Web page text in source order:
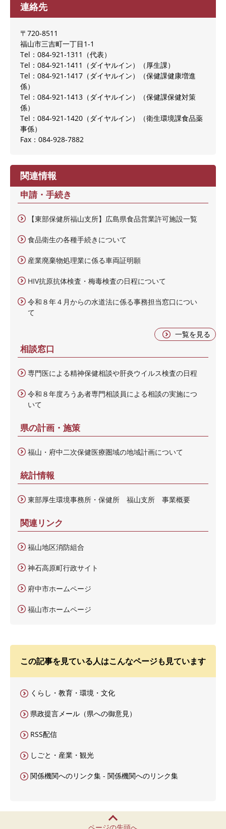
連絡先
〒720-8511
福山市三吉町一丁目1-1
Tel：084-921-1311
代表
Tel：084-921-1411（ダイヤルイン）
厚生課
Tel：084-921-1417（ダイヤルイン）
保健課健康増進
係
Tel：084-921-1413（ダイヤルイン）
保健課保健対策
係
Tel：084-921-1420（ダイヤルイン）
衛生環境課食品薬
事係
Fax：084-928-7882
関連情報
申請・手続き
【東部保健所福山支所】広島県食品営業許可施設一覧
食品衛生の各種手続きについて
産業廃棄物処理業に係る車両証明願
HIV抗原抗体検査・梅毒検査の日程について
令和８年４月からの水道法に係る事務担当窓口につい
て
一覧を見る
相談窓口
専門医による精神保健相談や肝炎ウイルス検査の日程
令和８年度ろうあ者専門相談員による相談の実施につ
いて
県の計画・施策
福山・府中二次保健医療圏域の地域計画について
統計情報
東部厚生環境事務所・保健所 福山支所 事業概要
関連リンク
福山地区消防組合
神石高原町行政サイト
府中市ホームページ
福山市ホームページ
この記事を見ている人はこんなページも見ています
くらし・教育・環境・文化
県政提言メール（県への御意見）
RSS配信
しごと・産業・観光
関係機関へのリンク集 - 関係機関へのリンク集